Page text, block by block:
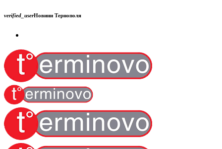
verified_userНовини Тернополя